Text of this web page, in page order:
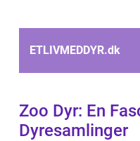
ETLIVMEDDYR.dk
Zoo Dyr: En
Dyresamlinger